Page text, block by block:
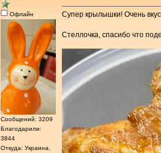
Офлайн
Сообщений: 3209
Благодарили:
3844
Откуда: Украина,
Супер крылышки! Очень
Стеллочка, спасибо что